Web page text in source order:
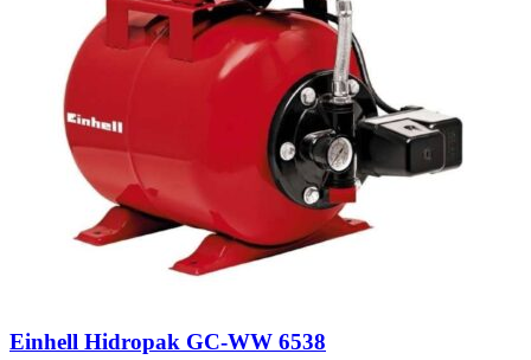
Einhell Hidropak GC-WW 6538